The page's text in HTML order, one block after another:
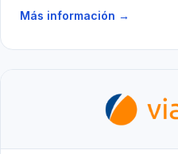
Más información →